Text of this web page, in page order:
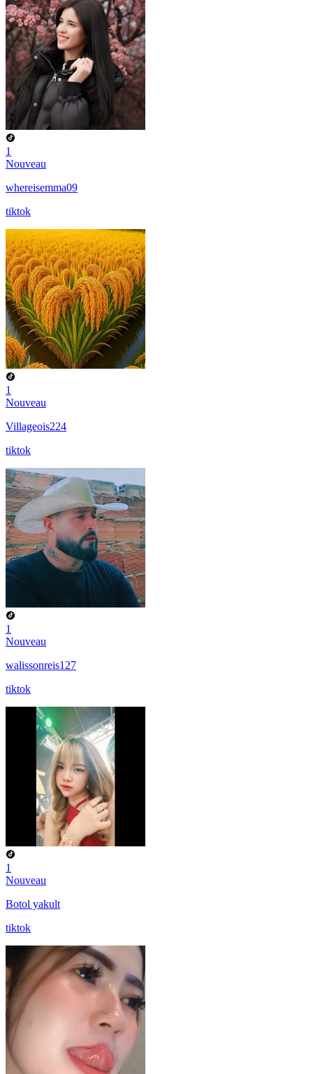
1
Nouveau
whereisemma09
tiktok
1
Nouveau
Villageois224
tiktok
1
Nouveau
walissonreis127
tiktok
1
Nouveau
Botol yakult
tiktok